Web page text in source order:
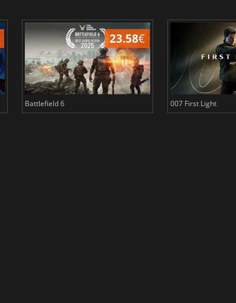
23.58€
Battlefield 6 007 First Light